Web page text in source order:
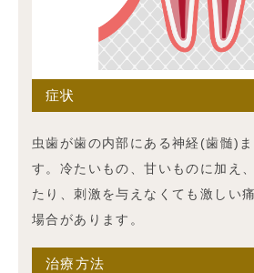
症状
虫歯が歯の内部にある神経(歯髄)
す。冷たいもの、甘いものに加え
たり、刺激を与えなくても激しい
場合があります。
治療方法